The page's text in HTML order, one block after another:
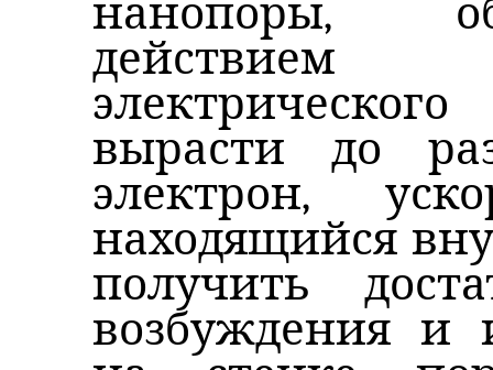
нанопоры,
действием
вырасти до
электрон,
находящийся
получить
возбуждения и